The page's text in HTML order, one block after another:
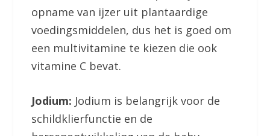
opname van ijzer uit plantaardige
voedingsmiddelen, dus het is goed om
een multivitamine te kiezen die ook
vitamine C bevat.
Jodium: Jodium is belangrijk voor de
schildklierfunctie en de